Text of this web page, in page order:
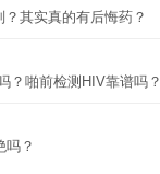
其实真的有后悔药？
？啪前检测HIV靠谱吗？
吗？